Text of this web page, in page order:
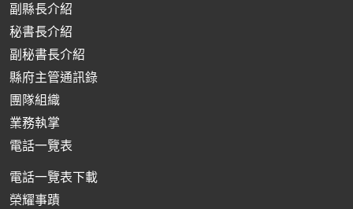
副縣長介紹
秘書長介紹
副秘書長介紹
縣府主管通訊錄
團隊組織
業務執掌
電話一覽表
電話一覽表下載
榮耀事蹟